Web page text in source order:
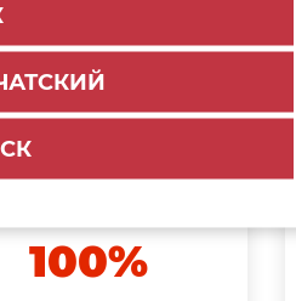
товара. Возврат
Банка, который выдал
100%